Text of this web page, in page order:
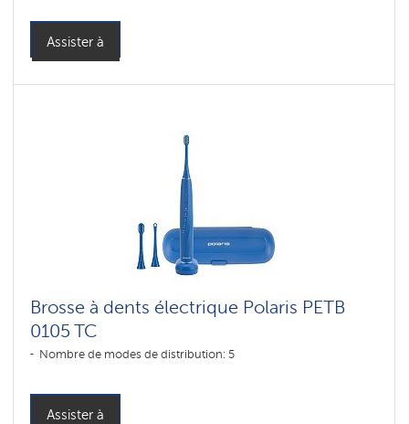
Assister à
Brosse à dents électrique Polaris PETB
0105 TC
Nombre de modes de distribution: 5
Assister à